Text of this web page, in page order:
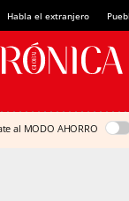
Habla el extranjero
al MODO AHORRO